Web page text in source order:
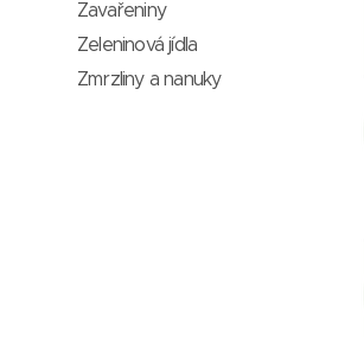
Zavařeniny
Zeleninová jídla
Zmrzliny a nanuky